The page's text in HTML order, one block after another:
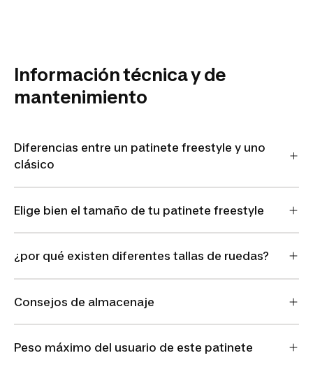
Información técnica y de
mantenimiento
Diferencias entre un patinete freestyle y uno
clásico
Elige bien el tamaño de tu patinete freestyle
¿por qué existen diferentes tallas de ruedas?
Consejos de almacenaje
Peso máximo del usuario de este patinete